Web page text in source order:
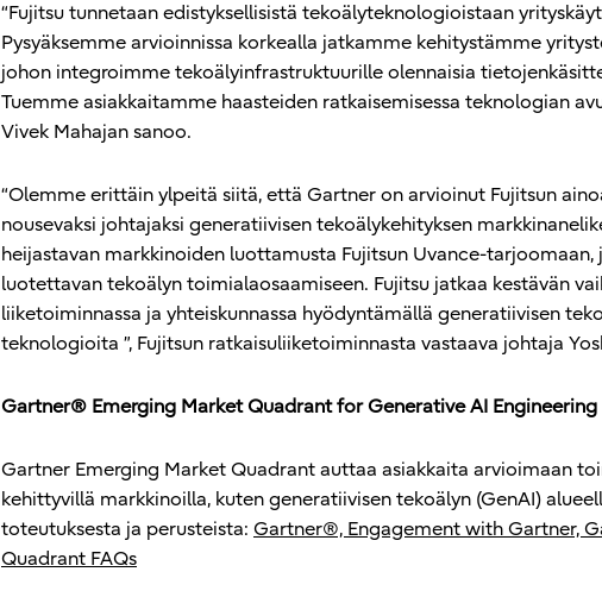
“Fujitsu tunnetaan edistyksellisistä tekoälyteknologioistaan
Pysyäksemme arvioinnissa korkealla jatkamme kehitystämme
johon integroimme tekoälyinfrastruktuurille olennaisia
Tuemme asiakkaitamme haasteiden ratkaisemisessa teknologian
Vivek Mahajan sanoo.
“Olemme erittäin ylpeitä siitä, että Gartner on arvioinut Fujitsun
nousevaksi johtajaksi generatiivisen tekoälykehityksen
heijastavan markkinoiden luottamusta Fujitsun Uvance-tarjoomaan,
luotettavan tekoälyn toimialaosaamiseen. Fujitsu jatkaa kestävän
liiketoiminnassa ja yhteiskunnassa hyödyntämällä generatiivisen
teknologioita ”, Fujitsun ratkaisuliiketoiminnasta vastaava johtaja
Gartner® Emerging Market Quadrant for Generative AI Engineering
Gartner Emerging Market Quadrant auttaa asiakkaita arvioimaan
kehittyvillä markkinoilla, kuten generatiivisen tekoälyn (GenAI)
toteutuksesta ja perusteista: Gartner®, Engagement with Gartner,
Quadrant FAQs